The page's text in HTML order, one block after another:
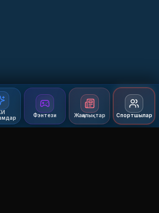
Фэнтези Жаңалықтар Спортшылар